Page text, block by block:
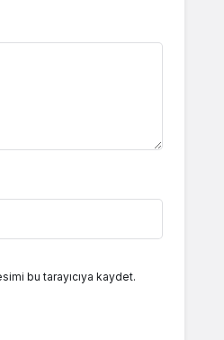
bu tarayıcıya kaydet.